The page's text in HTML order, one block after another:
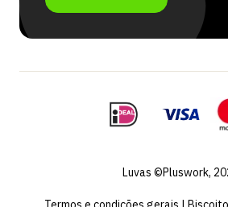
Luvas ©Pluswork,